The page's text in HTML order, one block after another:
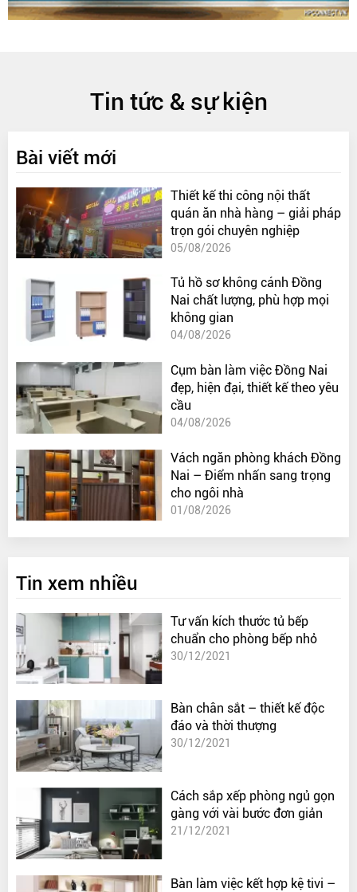
Tin tức & sự kiện
Bài viết mới
Thiết kế thi công nội thất
quán ăn nhà hàng – giải pháp
trọn gói chuyên nghiệp
05/08/2026
Tủ hồ sơ không cánh Đồng
Nai chất lượng, phù hợp mọi
không gian
04/08/2026
Cụm bàn làm việc Đồng Nai
đẹp, hiện đại, thiết kế theo yêu
cầu
04/08/2026
Vách ngăn phòng khách Đồng
Nai – Điểm nhấn sang trọng
cho ngôi nhà
01/08/2026
Tin xem nhiều
Tư vấn kích thước tủ bếp
chuẩn cho phòng bếp nhỏ
30/12/2021
Bàn chân sắt – thiết kế độc
đáo và thời thượng
30/12/2021
Cách sắp xếp phòng ngủ gọn
gàng với vài bước đơn giản
21/12/2021
Bàn làm việc kết hợp kệ tivi –